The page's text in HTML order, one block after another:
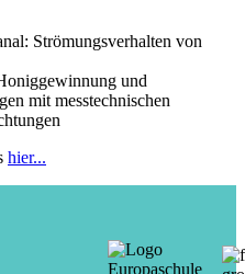
Strömungsverhalten von
und
mit messtechnischen
hier...